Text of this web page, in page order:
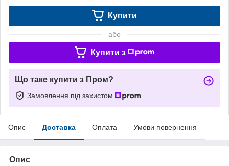
Купити
або
Купити з
Що таке купити з Пром?
Замовлення під захистом
Опис Доставка Оплата Умови повернення
Опис